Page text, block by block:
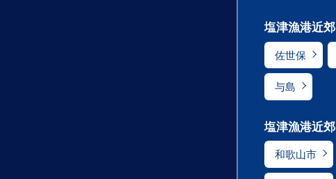
塩津漁港近
佐世保
与島
塩津漁港近
和歌山市